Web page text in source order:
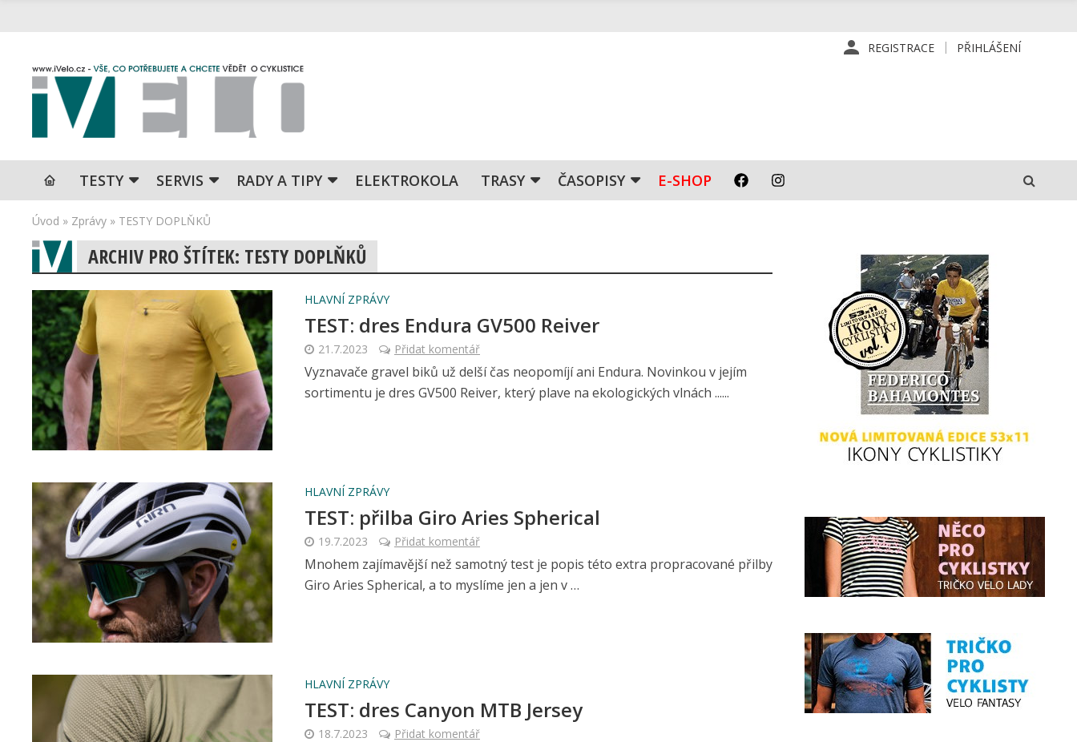
REGISTRACE PŘIHLÁŠENÍ
TESTY SERVIS RADY A TIPY ELEKTROKOLA TRASY ČASOPISY E-SHOP
Úvod » Zprávy » TESTY DOPLŇKŮ
ARCHIV PRO ŠTÍTEK: TESTY DOPLŇKŮ
HLAVNÍ ZPRÁVY
TEST: dres Endura GV500 Reiver
21.7.2023 Přidat komentář
Vyznavače gravel biků už delší čas neopomíjí ani Endura. Novinkou v jejím
sortimentu je dres GV500 Reiver, který plave na ekologických vlnách ......
HLAVNÍ ZPRÁVY
TEST: přilba Giro Aries Spherical
19.7.2023 Přidat komentář
Mnohem zajímavější než samotný test je popis této extra propracované přilby
Giro Aries Spherical, a to myslíme jen a jen v …
HLAVNÍ ZPRÁVY
TEST: dres Canyon MTB Jersey
18.7.2023 Přidat komentář